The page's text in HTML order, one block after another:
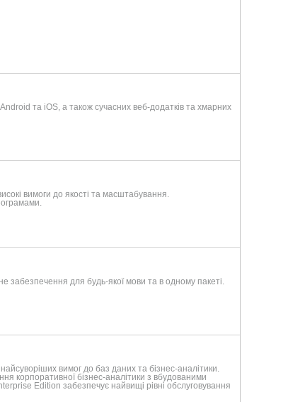
та iOS, а також сучасних веб-додатків та хмарних
вимоги до якості та масштабування.
забезпечення для будь-якої мови та в одному пакеті.
вимог до баз даних та бізнес-аналітики.
корпоративної бізнес-аналітики з вбудованими
Edition забезпечує найвищі рівні обслуговування